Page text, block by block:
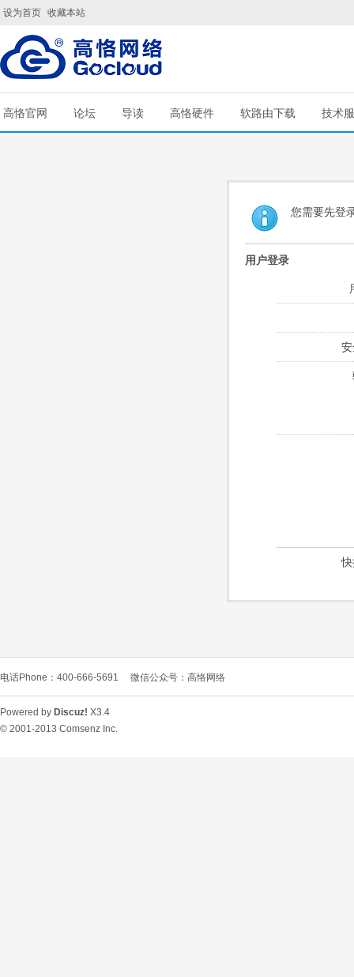
设为首页 收藏本站
高恪官网 论坛 导读 高恪硬件 软路由下载 技术
您需要先登
用户登录
电话Phone：400-666-5691 微信公众号：高恪网络
Powered by Discuz! X3.4
© 2001-2013 Comsenz Inc.